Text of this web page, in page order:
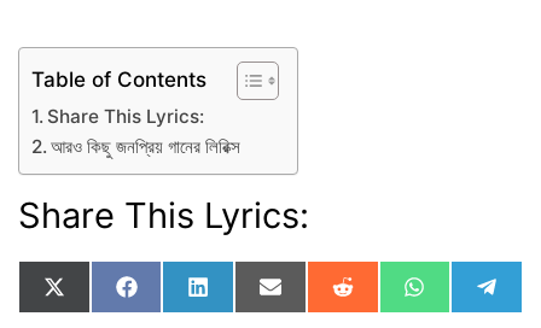
Table of Contents
Share This Lyrics:
আরও কিছু জনপ্রিয় গানের লিরিক্স
Share This Lyrics:
Share
on
X
(
Share
on
F
a
Share
on
L
i
Share
on
E
m
Share
on
R
e
Share
on
W
h
on
e